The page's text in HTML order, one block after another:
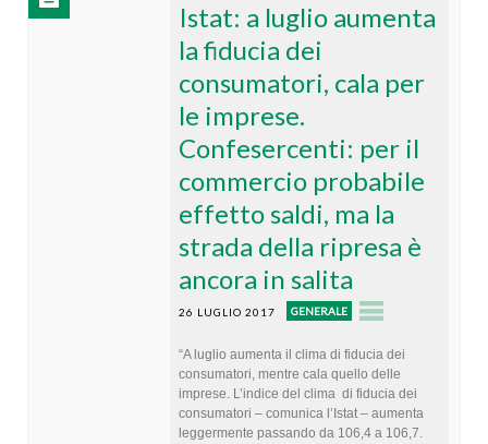
Istat: a luglio aumenta
la fiducia dei
consumatori, cala per
le imprese.
Confesercenti: per il
commercio probabile
effetto saldi, ma la
strada della ripresa è
ancora in salita
26 LUGLIO 2017 GENERALE
“A luglio aumenta il clima di fiducia dei
consumatori, mentre cala quello delle
imprese. L’indice del clima di fiducia dei
consumatori – comunica l’Istat – aumenta
leggermente passando da 106,4 a 106,7.